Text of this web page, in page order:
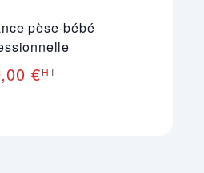
pèse-bébé
€HT